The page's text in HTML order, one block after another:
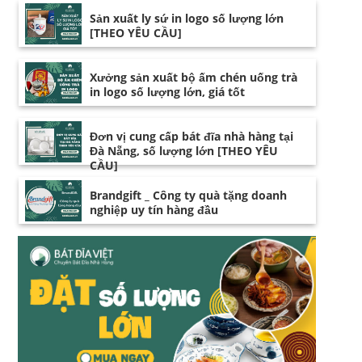
Sản xuất ly sứ in logo số lượng lớn
[THEO YÊU CẦU]
Xưởng sản xuất bộ ấm chén uống trà
in logo số lượng lớn, giá tốt
Đơn vị cung cấp bát đĩa nhà hàng tại
Đà Nẵng, số lượng lớn [THEO YÊU
CẦU]
Brandgift _ Công ty quà tặng doanh
nghiệp uy tín hàng đầu